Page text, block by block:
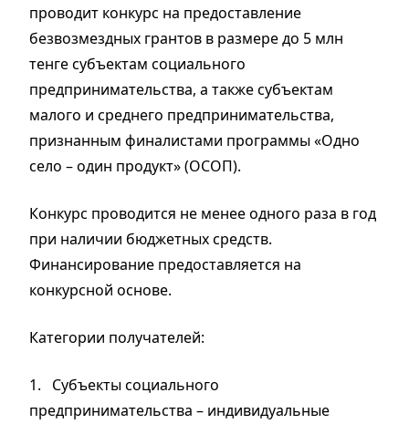
проводит конкурс на предоставление
безвозмездных грантов в размере до 5 млн
тенге субъектам социального
предпринимательства, а также субъектам
малого и среднего предпринимательства,
признанным финалистами программы «Одно
село – один продукт» (ОСОП).
Конкурс проводится не менее одного раза в год
при наличии бюджетных средств.
Финансирование предоставляется на
конкурсной основе.
Категории получателей:
1. Субъекты социального
предпринимательства – индивидуальные